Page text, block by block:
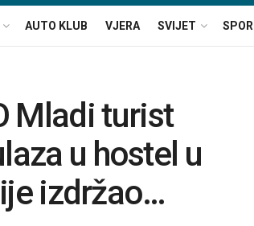
AUTO KLUB VJERA SVIJET
Mladi turist
u hostel u
izdržao…